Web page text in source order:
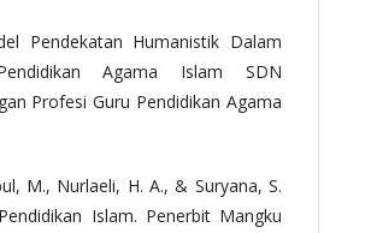
Pendekatan Humanistik Dalam
Agama Islam SDN
Profesi Guru Pendidikan Agama
M., Nurlaeli, H. A., & Suryana, S.
Islam. Penerbit Mangku